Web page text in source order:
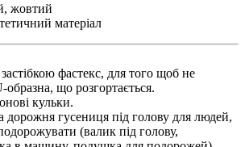
жовтий
матеріал
фастекс, для того щоб не
що розгортається.
кульки.
гусениця під голову для людей,
(валик під голову,